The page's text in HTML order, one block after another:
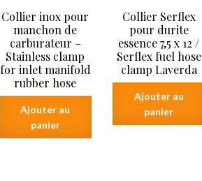
Collier inox pour
manchon de
carburateur –
Stainless clamp
for inlet manifold
rubber hose
Ajouter au
panier
Collier Serflex
pour durite
essence 7,5 x 12 /
Serflex fuel hose
clamp Laverda
Ajouter au
panier